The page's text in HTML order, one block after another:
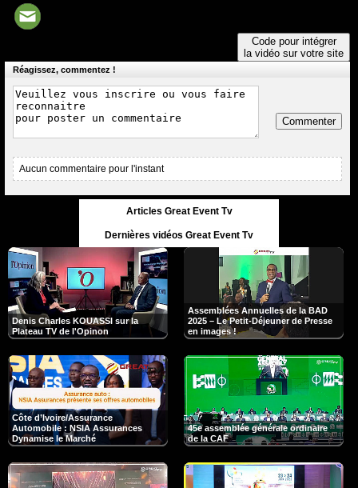
Code pour intégrer
la vidéo sur votre site
Réagissez, commentez !
Commenter
Aucun commentaire pour l'instant
Articles Great Event Tv
Dernières vidéos Great Event Tv
Denis Charles KOUASSI sur la
Plateau TV de l'Opinon
Assemblées Annuelles de la BAD
2025 – Le Petit-Déjeuner de Presse
en images !
Côte d’Ivoire/Assurance
Automobile : NSIA Assurances
Dynamise le Marché
45e assemblée générale ordinaire
de la CAF